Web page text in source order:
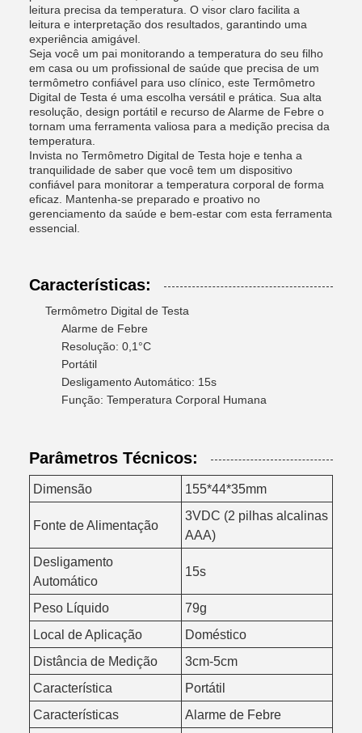
leitura precisa da temperatura. O visor claro facilita a
leitura e interpretação dos resultados, garantindo uma
experiência amigável.
Seja você um pai monitorando a temperatura do seu filho
em casa ou um profissional de saúde que precisa de um
termômetro confiável para uso clínico, este Termômetro
Digital de Testa é uma escolha versátil e prática. Sua alta
resolução, design portátil e recurso de Alarme de Febre o
tornam uma ferramenta valiosa para a medição precisa da
temperatura.
Invista no Termômetro Digital de Testa hoje e tenha a
tranquilidade de saber que você tem um dispositivo
confiável para monitorar a temperatura corporal de forma
eficaz. Mantenha-se preparado e proativo no
gerenciamento da saúde e bem-estar com esta ferramenta
essencial.
Características:
Termômetro Digital de Testa
Alarme de Febre
Resolução: 0,1°C
Portátil
Desligamento Automático: 15s
Função: Temperatura Corporal Humana
Parâmetros Técnicos:
Dimensão 155*44*35mm
Fonte de Alimentação
3VDC (2 pilhas alcalinas
AAA)
Desligamento
Automático
15s
Peso Líquido
79g
Local de Aplicação
Doméstico
Distância de Medição
3cm-5cm
Característica
Portátil
Características
Alarme de Febre